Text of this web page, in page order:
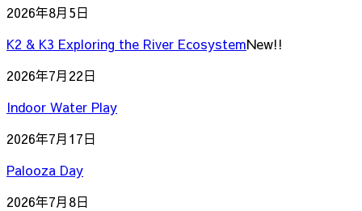
ー
ジ
2026年8月5日
K2 & K3 Exploring the River EcosystemNew!!
2026年7月22日
Indoor Water Play
2026年7月17日
Palooza Day
2026年7月8日